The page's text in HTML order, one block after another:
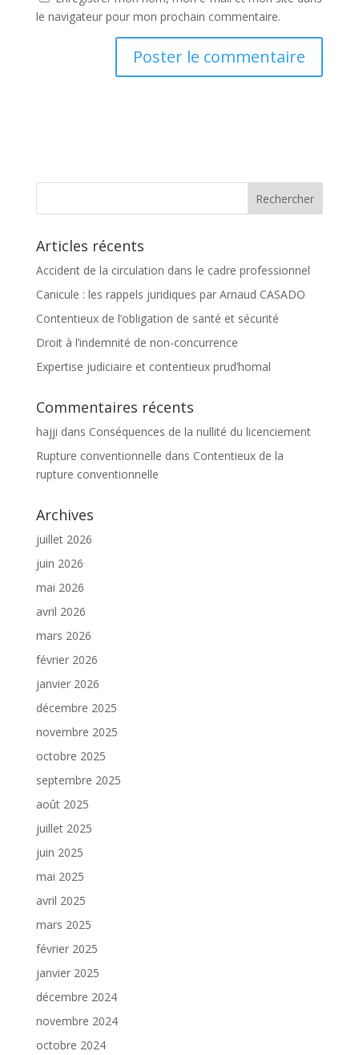
le navigateur pour mon prochain commentaire.
Articles récents
Accident de la circulation dans le cadre professionnel
Canicule : les rappels juridiques par Arnaud CASADO
Contentieux de l’obligation de santé et sécurité
Droit à l’indemnité de non-concurrence
Expertise judiciaire et contentieux prud’homal
Commentaires récents
hajji dans Conséquences de la nullité du licenciement
Rupture conventionnelle dans Contentieux de la
rupture conventionnelle
Archives
juillet 2026
juin 2026
mai 2026
avril 2026
mars 2026
février 2026
janvier 2026
décembre 2025
novembre 2025
octobre 2025
septembre 2025
août 2025
juillet 2025
juin 2025
mai 2025
avril 2025
mars 2025
février 2025
janvier 2025
décembre 2024
novembre 2024
octobre 2024